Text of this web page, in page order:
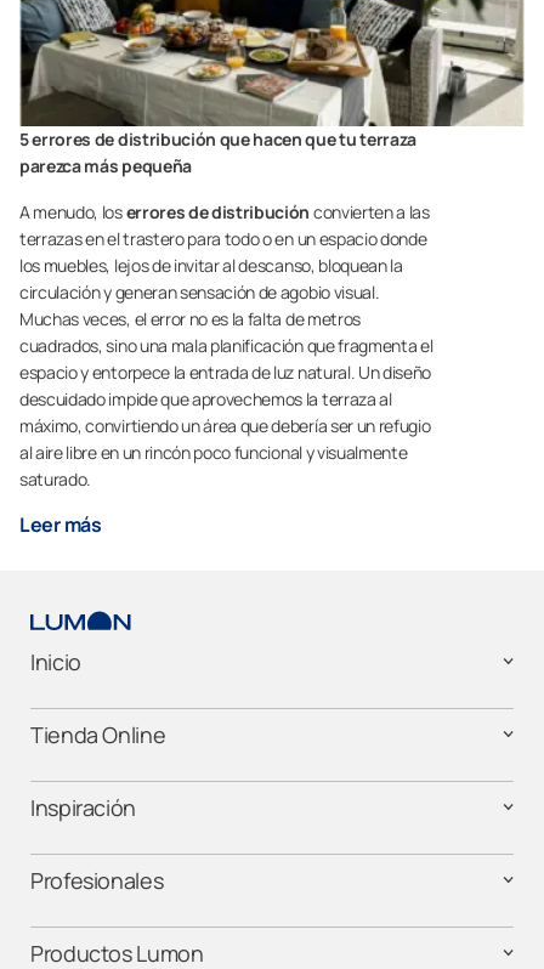
5 errores de distribución que hacen que tu terraza
parezca más pequeña
A menudo, loserrores de distribución convierten a las
terrazas en el trastero para todo o en un espacio donde
los muebles, lejos de invitar al descanso, bloquean la
circulación y generan sensación de agobio visual.
Muchas veces, el error no es la falta de metros
cuadrados, sino una mala planificación que fragmenta el
espacio y entorpece la entrada de luz natural. Un diseño
descuidado impide que aprovechemos la terraza al
máximo, convirtiendo un área que debería ser un refugio
al aire libre en un rincón poco funcional y visualmente
saturado.
Leer más
Inicio
Tienda Online
Inspiración
Profesionales
Productos Lumon